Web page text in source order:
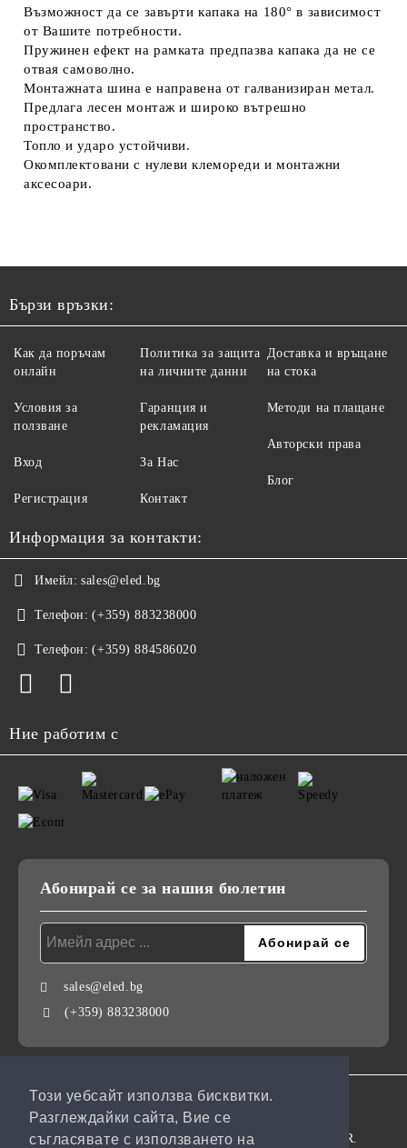
Този уебсайт използва бисквитки.
Разглеждайки сайта, Вие се
съгласявате с използването на
Възможност да се завърти капака на 180° в зависимост
от Вашите потребности.
Пружинен ефект на рамката предпазва капака да не се
отвая самоволно.
Монтажната шина е направена от галванизиран метал.
Предлага лесен монтаж и широко вътрешно
пространство.
Топло и ударо устойчиви.
Окомплектовани с нулеви клемореди и монтажни
аксесоари.
Бързи връзки:
Как да поръчам
онлайн
Условия за
ползване
Вход
Регистрация
Политика за защита
на личните данни
Гаранция и
рекламация
За Нас
Контакт
Доставка и връщане
на стока
Методи на плащане
Авторски права
Блог
Информация за контакти:
Имейл: sales@eled.bg
Телефон: (+359) 883238000
Телефон: (+359) 884586020
Ние работим с
Абонирай се за нашия бюлетин
sales@eled.bg
(+359) 883238000
GDPR
Нашият онлайн магазин е 100% съобразен с GDPR.